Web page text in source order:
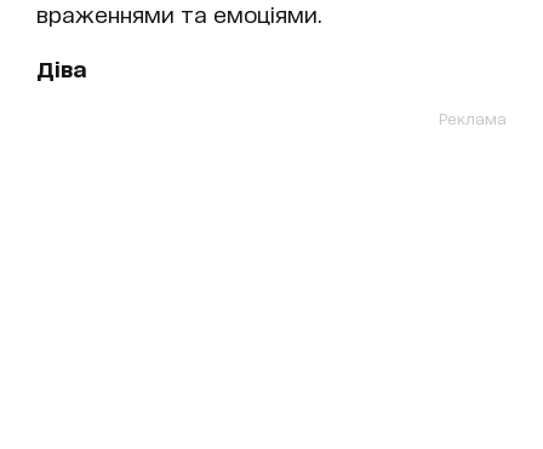
враженнями та емоціями.
Діва
Реклама